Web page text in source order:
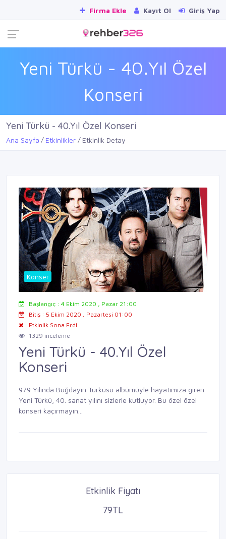
Firma Ekle Kayıt Ol Giriş Yap
Yeni Türkü - 40.Yıl Özel
Konseri
Yeni Türkü - 40.Yıl Özel Konseri
Ana Sayfa Etkinlikler Etkinlik Detay
Konser
Başlangıç : 4 Ekim 2020 , Pazar 21:00
Bitiş : 5 Ekim 2020 , Pazartesi 01:00
Etkinlik Sona Erdi
1329 inceleme
Yeni Türkü - 40.Yıl Özel
Konseri
979 Yılında Buğdayın Türküsü albümüyle hayatımıza giren
Yeni Türkü, 40. sanat yılını sizlerle kutluyor. Bu özel özel
konseri kaçırmayın...
Etkinlik Fiyatı
79TL